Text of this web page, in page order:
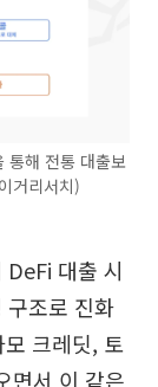
통해 전통 대출보
거리서치)
대출 시
구조로 진화
크레딧, 토
면서 이 같은